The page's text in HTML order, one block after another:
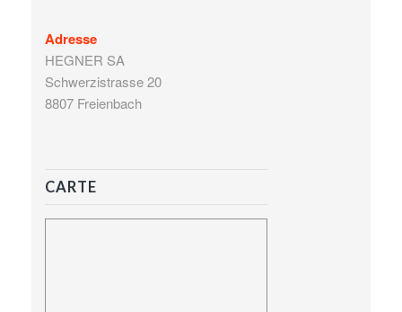
Adresse
HEGNER SA
Schwerzistrasse 20
8807 Freienbach
CARTE